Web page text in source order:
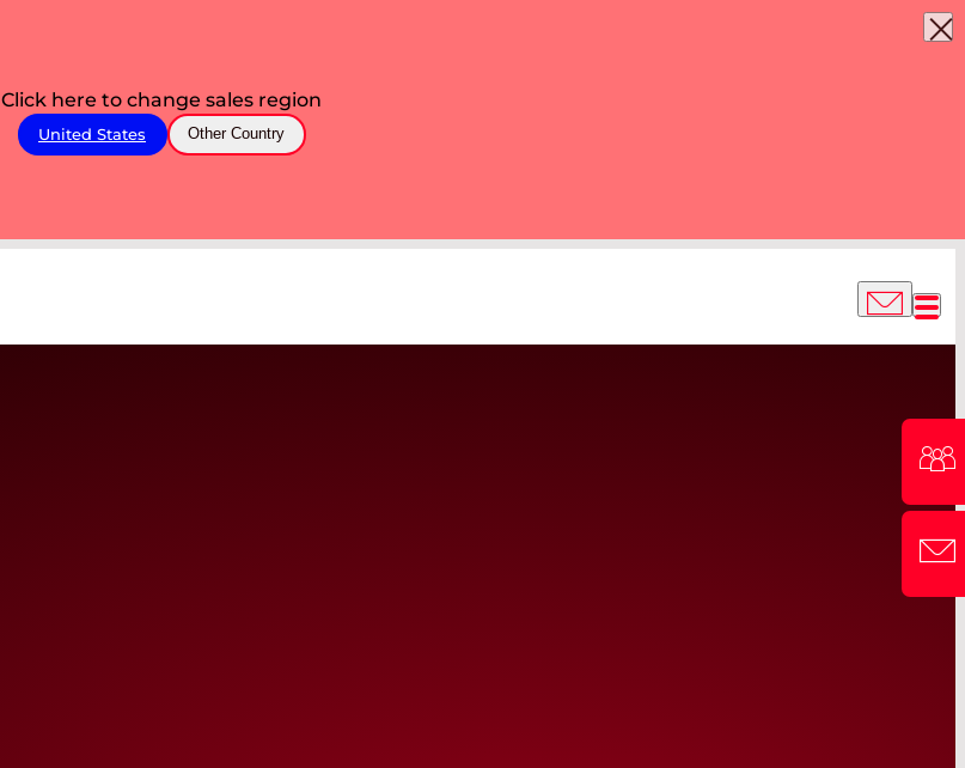
Click here to change sales region
United States Other Country